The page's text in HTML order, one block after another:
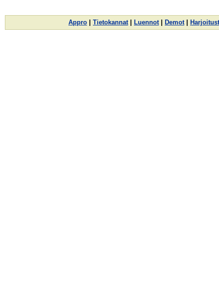
Appro Tietokannat| Luennot| Demot|